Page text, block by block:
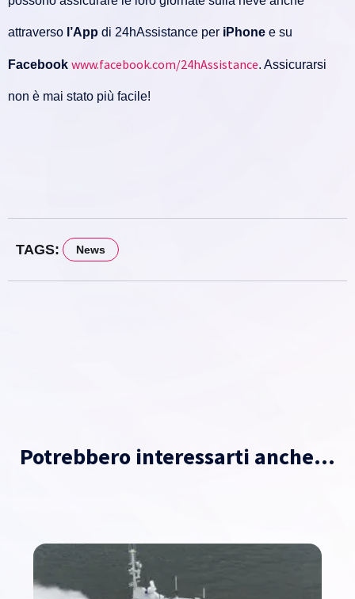
attraverso l’App di 24hAssistance per iPhone e su
Facebook www.facebook.com/24hAssistance. Assicurarsi
non è mai stato più facile!
TAGS: News
Potrebbero interessarti anche...